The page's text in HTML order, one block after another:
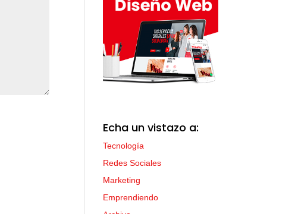
Echa un vistazo a:
Tecnología
Redes Sociales
Marketing
Emprendiendo